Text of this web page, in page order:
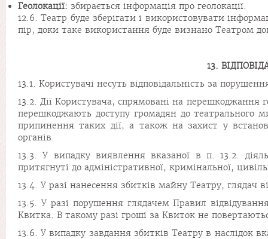
Геолокації: збирається інформація про геолокації.
12.6. Театр буде зберігати і використовувати
пір, доки таке використання буде визнано Театром
13.
13.1. Користувачі несуть відповідальність за
13.2. Дії Користувача, спрямовані на перешкоджання
перешкоджають доступу громадян до театрального
припинення таких дії, а також на захист у
органів.
13.3. У випадку виявлення вказаної в п. 13.2.
притягнуті до адміністративної, кримінальної,
13.4. У разі нанесення збитків майну Театру, глядач
13.5. У разі порушення глядачем Правил
Квитка. В такому разі гроші за Квиток не
13.6. У випадку завдання збитків Театру в наслідок